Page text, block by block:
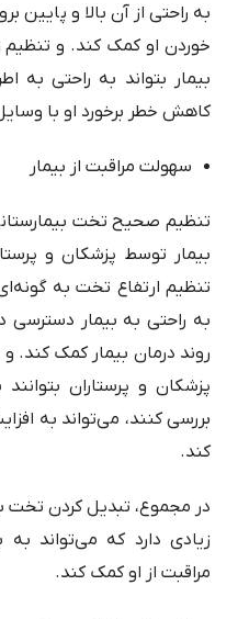
به راحتی از آن بالا و پایین
خوردن او کمک کند. و
بیمار بتواند به راحتی به
کاهش خطر برخورد او با
سهولت مراقبت از بیمار
تنظیم صحیح تخت
بیمار توسط پزشکان و
تنظیم ارتفاع تخت به
به راحتی به بیمار دسترسی
روند درمان بیمار کمک کند.
پزشکان و پرستاران
بررسی کنند، می‌تواند به
کند.
در مجموع، تبدیل کردن تخت
زیادی دارد که می‌تواند
مراقبت از او کمک کند.